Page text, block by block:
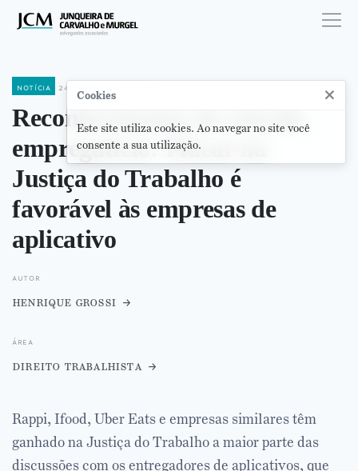
notícia 24 de julho de 2020
Reconhecimento de vínculo
empregatício: Placar na
Justiça do Trabalho é
favorável às empresas de
aplicativo
autor
henrique grossi
área
direito trabalhista
Rappi, Ifood, Uber Eats e empresas similares têm
ganhado na Justiça do Trabalho a maior parte das
discussões com os entregadores de aplicativos, que
Cookies ×
Este site utiliza cookies. Ao navegar no site você
consente a sua utilização.